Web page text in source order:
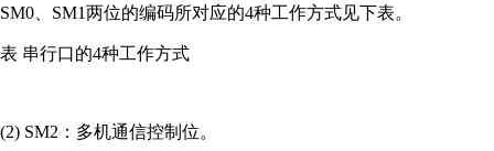
SM0、SM1两位的编码所对应的4种工作方式见下表。
表 串行口的4种工作方式
(2) SM2：多机通信控制位。